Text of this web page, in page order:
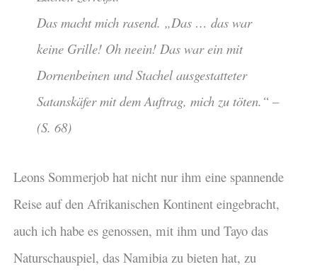
Das macht mich rasend. „Das … das war
keine Grille! Oh neein! Das war ein mit
Dornenbeinen und Stachel ausgestatteter
Satanskäfer mit dem Auftrag, mich zu töten.“ –
(S. 68)
Leons Sommerjob hat nicht nur ihm eine spannende
Reise auf den Afrikanischen Kontinent eingebracht,
auch ich habe es genossen, mit ihm und Tayo das
Naturschauspiel, das Namibia zu bieten hat, zu